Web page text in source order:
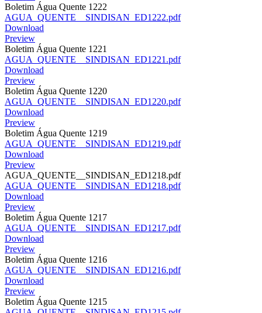
Boletim Água Quente 1222
AGUA_QUENTE__SINDISAN_ED1222.pdf
Download
Preview
Boletim Água Quente 1221
AGUA_QUENTE__SINDISAN_ED1221.pdf
Download
Preview
Boletim Água Quente 1220
AGUA_QUENTE__SINDISAN_ED1220.pdf
Download
Preview
Boletim Água Quente 1219
AGUA_QUENTE__SINDISAN_ED1219.pdf
Download
Preview
AGUA_QUENTE__SINDISAN_ED1218.pdf
AGUA_QUENTE__SINDISAN_ED1218.pdf
Download
Preview
Boletim Água Quente 1217
AGUA_QUENTE__SINDISAN_ED1217.pdf
Download
Preview
Boletim Água Quente 1216
AGUA_QUENTE__SINDISAN_ED1216.pdf
Download
Preview
Boletim Água Quente 1215